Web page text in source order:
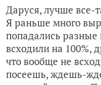
Даруся, лучше все-
Я раньше много
попадались
всходили на 100%,
что вообще не
посеешь, ждешь-